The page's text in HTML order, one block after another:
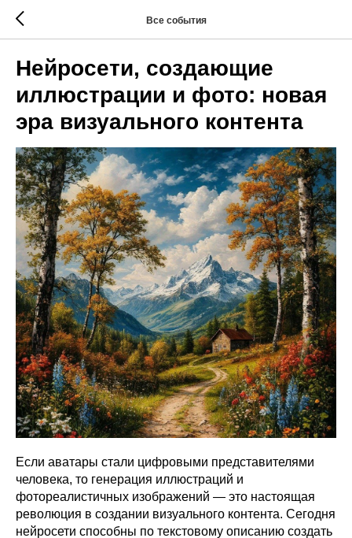
Все события
Нейросети, создающие
иллюстрации и фото: новая
эра визуального контента
Если аватары стали цифровыми представителями
человека, то генерация иллюстраций и
фотореалистичных изображений — это настоящая
революция в создании визуального контента. Сегодня
нейросети способны по текстовому описанию создать